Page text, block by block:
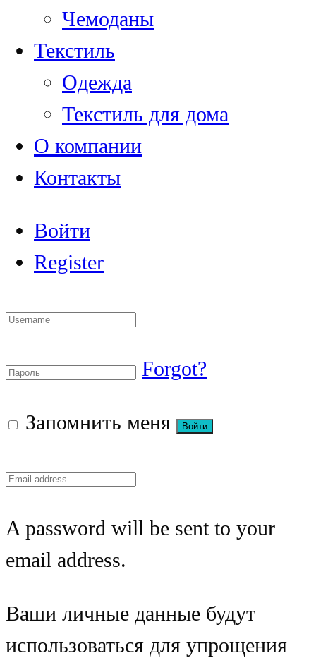
Чемоданы
Текстиль
Одежда
Текстиль для дома
О компании
Контакты
Войти
Register
Forgot?
Запомнить меня
A password will be sent to your
email address.
Ваши личные данные будут
использоваться для упрощения